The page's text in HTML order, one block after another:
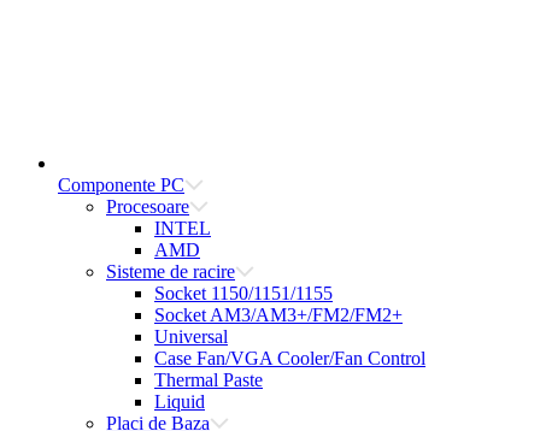
Componente PC
Procesoare
INTEL
AMD
Sisteme de racire
Socket 1150/1151/1155
Socket AM3/AM3+/FM2/FM2+
Universal
Case Fan/VGA Cooler/Fan Control
Thermal Paste
Liquid
Placi de Baza